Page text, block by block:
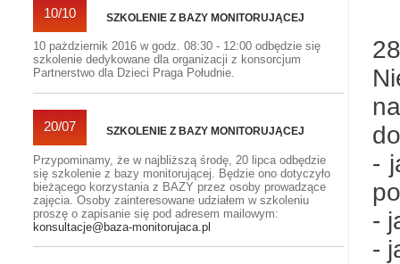
10/10 SZKOLENIE Z BAZY MONITORUJĄCEJ
10 pażdziernik 2016 w godz. 08:30 - 12:00 odbędzie się
szkolenie dedykowane dla organizacji z konsorcjum
Partnerstwo dla Dzieci Praga Południe.
20/07 SZKOLENIE Z BAZY MONITORUJĄCEJ
Przypominamy, że w najbliższą środę, 20 lipca odbędzie
się szkolenie z bazy monitorującej. Będzie ono dotyczyło
bieżącego korzystania z BAZY przez osoby prowadzące
zajęcia. Osoby zainteresowane udziałem w szkoleniu
proszę o zapisanie się pod adresem mailowym:
konsultacje@baza-monitorujaca.pl
-
-
-